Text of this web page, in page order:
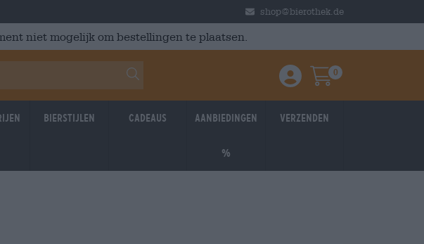
shop@bierothek.de
niet mogelijk om bestellingen te plaatsen.
Einloggen / Anmelden
Warenkorb
0
Bierstijlen Cadeaus Aanbiedingen
%
Verzenden